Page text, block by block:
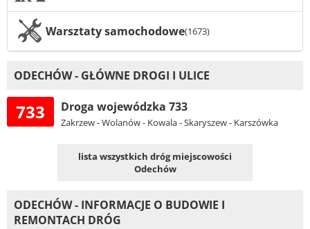
Warsztaty samochodowe(1673)
ODECHÓW - GŁÓWNE DROGI I ULICE
733 Droga wojewódzka 733
Zakrzew - Wolanów - Kowala - Skaryszew - Karszówka
lista wszystkich dróg miejscowości
Odechów
ODECHÓW - INFORMACJE O BUDOWIE I
REMONTACH DRÓG